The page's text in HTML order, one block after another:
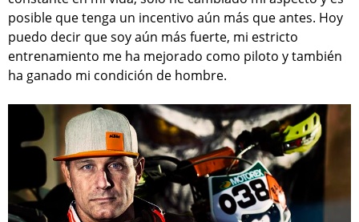
posible que tenga un incentivo aún más que antes. Hoy
puedo decir que soy aún más fuerte, mi estricto
entrenamiento me ha mejorado como piloto y también
ha ganado mi condición de hombre.